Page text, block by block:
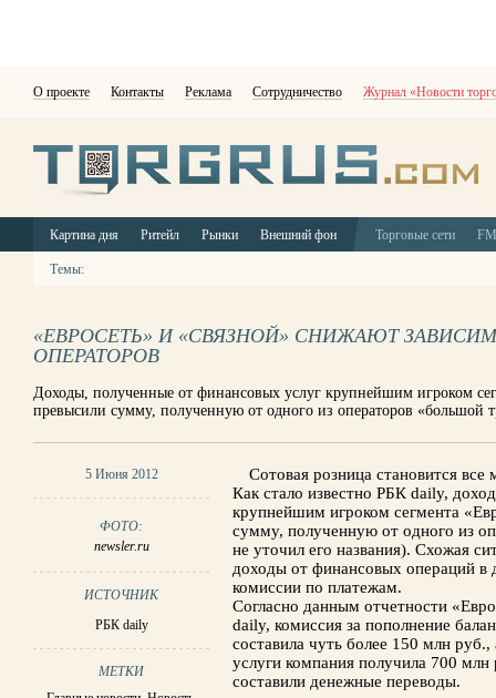
О проекте Контакты Реклама Сотрудничество Журнал «Новости
Картина дня Ритейл Рынки Внешний фон Торговые сети
Темы:
«ЕВРОСЕТЬ» И «СВЯЗНОЙ» СНИЖАЮТ
ОПЕРАТОРОВ
Доходы, полученные от финансовых услуг крупнейшим игроком
превысили сумму, полученную от одного из операторов «большой
5 Июня 2012
ФОТО:
newsler.ru
ИСТОЧНИК
РБК daily
МЕТКИ
Сотовая розница становится все
Как стало известно РБК daily,
крупнейшим игроком сегмента
сумму, полученную от одного из
не уточил его названия). Схожая
доходы от финансовых операций в
комиссии по платежам.
Согласно данным отчетности
daily, комиссия за пополнение
составила чуть более 150 млн
услуги компания получила 700
составили денежные переводы.